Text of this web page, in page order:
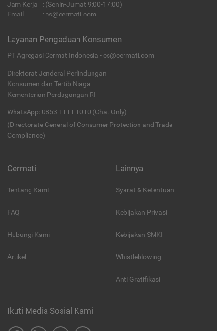
Jam Kerja
: (Senin-Jumat 9:00-17:00)
Email
: cs@cermati.com
Layanan Pengaduan Konsumen
PT Agregasi Cermat Indonesia - cs@cermati.com
Direktorat Jenderal Perlindungan
Konsumen dan Tertib Niaga
Kementerian Perdagangan RI
WhatsApp: 0853 1111 1010 (Chat Only)
(Directorate General of Consumer Protection and Trade
Compliance)
Cermati
Tentang Kami
FAQ
Hubungi Kami
Artikel
Lainnya
Syarat & Ketentuan
Kebijakan Privasi
Kebijakan SMKI
Whistleblowing
Anti Gratifikasi
Ikuti Media Sosial Kami